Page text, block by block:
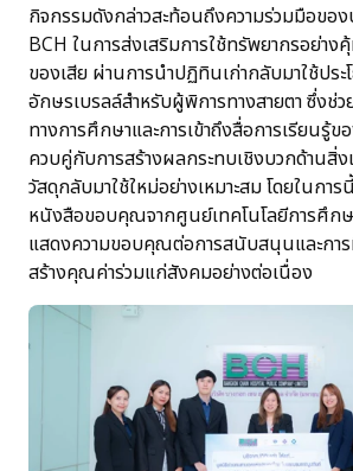
กิจกรรมดังกล่าวสะท้อนถึงความร่วมมือของ
BCH ในการส่งเสริมการใช้ทรัพยากรอย่า
ของเสีย ผ่านการนำปฏิทินเก่ากลับมาใช้ปร
อักษรเบรลล์สำหรับผู้พิการทางสายตา ซึ่งช่
ทางการศึกษาและการเข้าถึงสื่อการเรียนรู้ข
ควบคู่กับการสร้างผลกระทบเชิงบวกด้านสิ่
วัสดุกลับมาใช้ใหม่อย่างเหมาะสม โดยในกา
หนังสือขอบคุณจากศูนย์เทคโนโลยีการศึก
แสดงความขอบคุณต่อการสนับสนุนและการ
สร้างคุณค่าร่วมแก่สังคมอย่างต่อเนื่อง